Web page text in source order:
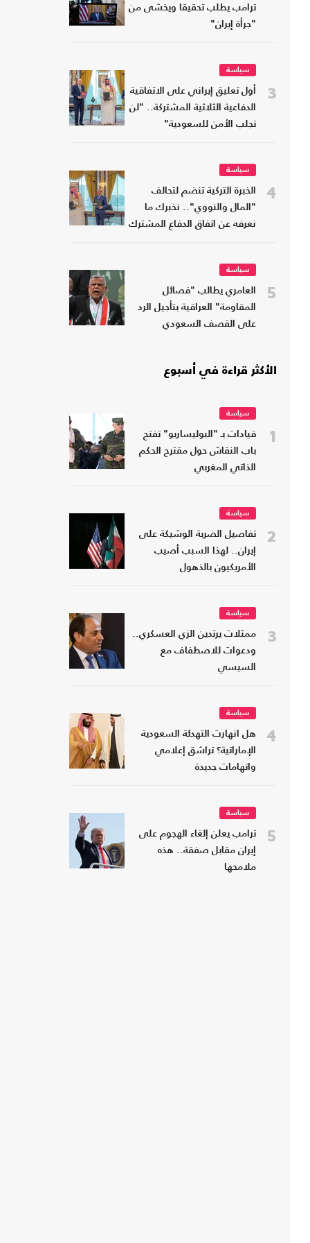
ترامب يطلب تحقيقا ويخشى من
"جرأة إيران"
3
سياسة
أول تعليق إيراني على الاتفاقية
الدفاعية الثلاثية المشتركة.. "لن
تجلب الأمن للسعودية"
4
سياسة
الخبرة التركية تنضم لتحالف
"المال والنووي".. نخبرك ما
نعرفه عن اتفاق الدفاع المشترك
5
سياسة
العامري يطالب "فصائل
المقاومة" العراقية بتأجيل الرد
على القصف السعودي
الأكثر قراءة في أسبوع
1
سياسة
قيادات بـ "البوليساريو" تفتح
باب النقاش حول مقترح الحكم
الذاتي المغربي
2
سياسة
تفاصيل الضربة الوشيكة على
إيران.. لهذا السبب أصيب
الأمريكيون بالذهول
3
سياسة
ممثلات يرتدين الزي العسكري..
ودعوات للاصطفاف مع
السيسي
4
سياسة
هل انهارت التهدئة السعودية
الإماراتية؟ تراشق إعلامي
واتهامات جديدة
5
سياسة
ترامب يعلن إلغاء الهجوم على
إيران مقابل صفقة.. هذه
ملامحها